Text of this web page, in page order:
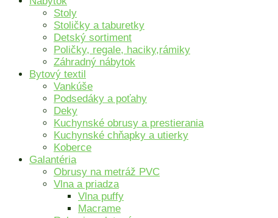
Stoly
Stoličky a taburetky
Detský sortiment
Poličky, regale, haciky,rámiky
Záhradný nábytok
Bytový textil
Vankúše
Podsedáky a poťahy
Deky
Kuchynské obrusy a prestierania
Kuchynské chňapky a utierky
Koberce
Galantéria
Obrusy na metráž PVC
Vlna a priadza
Vlna puffy
Macrame